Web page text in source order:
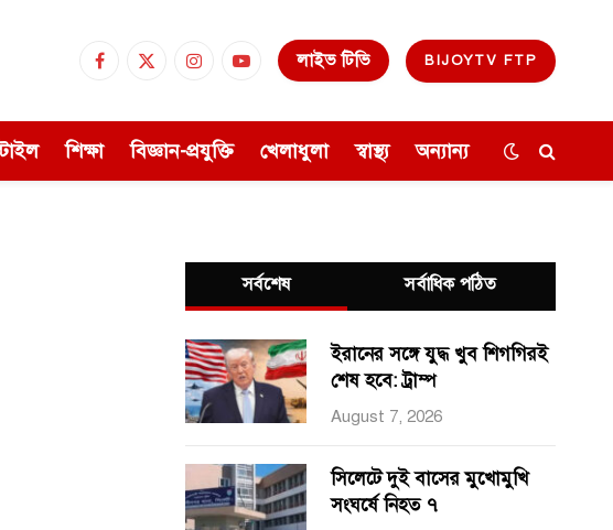
Facebook
X
InstagramYouTubeলাইভ টিভি BIJOYTV FTP
শিক্ষা বিজ্ঞান-প্রযুক্তি খেলাধুলা স্বাস্থ্য অন্যান্য
সর্বশেষ সর্বাধিক পঠিত
ইরানের সঙ্গে যুদ্ধ খুব শিগগিরই
শেষ হবে: ট্রাম্প
August 7, 2026
সিলেটে দুই বাসের মুখোমুখি
সংঘর্ষে নিহত ৭